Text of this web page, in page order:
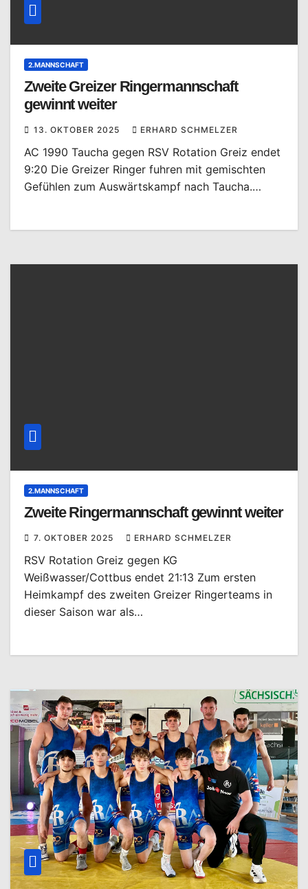
2.MANNSCHAFT
Zweite Greizer Ringermannschaft
gewinnt weiter
13. OKTOBER 2025 ERHARD SCHMELZER
AC 1990 Taucha gegen RSV Rotation Greiz endet
9:20 Die Greizer Ringer fuhren mit gemischten
Gefühlen zum Auswärtskampf nach Taucha.…
2.MANNSCHAFT
Zweite Ringermannschaft gewinnt weiter
7. OKTOBER 2025 ERHARD SCHMELZER
RSV Rotation Greiz gegen KG
Weißwasser/Cottbus endet 21:13 Zum ersten
Heimkampf des zweiten Greizer Ringerteams in
dieser Saison war als…